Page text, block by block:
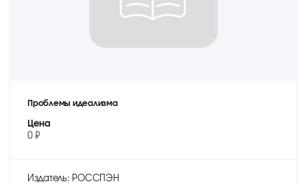
Проблемы идеализма
Цена
0 ₽
Издатель: РОССПЭН